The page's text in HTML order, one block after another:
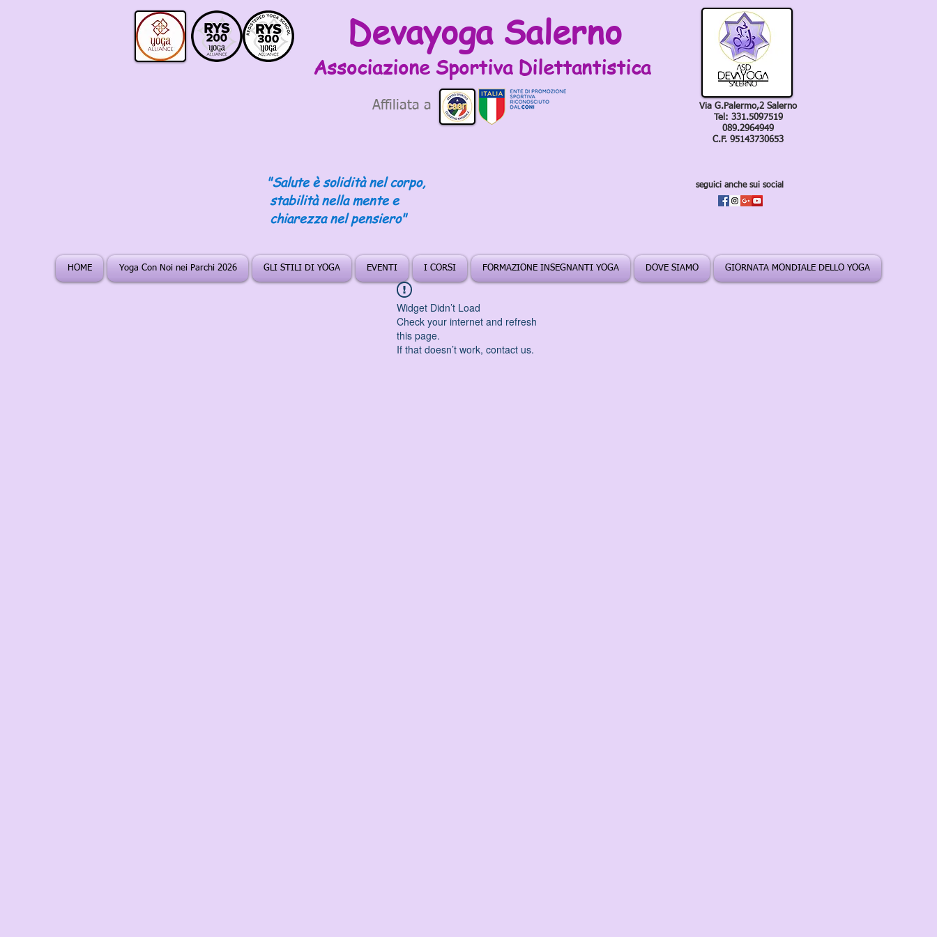
Devayoga Salerno
Associazione Sportiva Dilettantistica
Affiliata a
"Salute è solidità nel corpo,
stabilità nella mente e
chiarezza nel pensiero"
Via G.Palermo,2 Salerno
Tel: 331.5097519
089.2964949
C.F. 95143730653
seguici anche sui social
HOME Yoga Con Noi nei Parchi 2026 GLI STILI DI YOGA EVENTI I CORSI FORMAZIONE INSEGNANTI YOGA DOVE SIAMO GIORNATA MONDIALE DELLO YOGA
Widget Didn’t Load
Check your internet and refresh
this page.
If that doesn’t work, contact us.